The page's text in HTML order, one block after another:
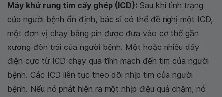
Máy khử rung tim cấy ghép (ICD): Sau khi tình trạng
của người bệnh ổn định, bác sĩ có thể đề nghị một ICD,
một đơn vị chạy bằng pin được đưa vào cơ thể gần
xương đòn trái của người bệnh. Một hoặc nhiều dây
điện cực từ ICD chạy qua tĩnh mạch đến tim của người
bệnh. Các ICD liên tục theo dõi nhịp tim của người
bệnh. Nếu nó phát hiện ra một nhịp điệu quá chậm, nó